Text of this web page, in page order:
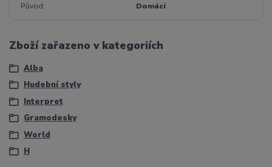
Původ Domácí
Zboží zařazeno v kategoriích
Alba
Hudební styly
Interpret
Gramodesky
World
H